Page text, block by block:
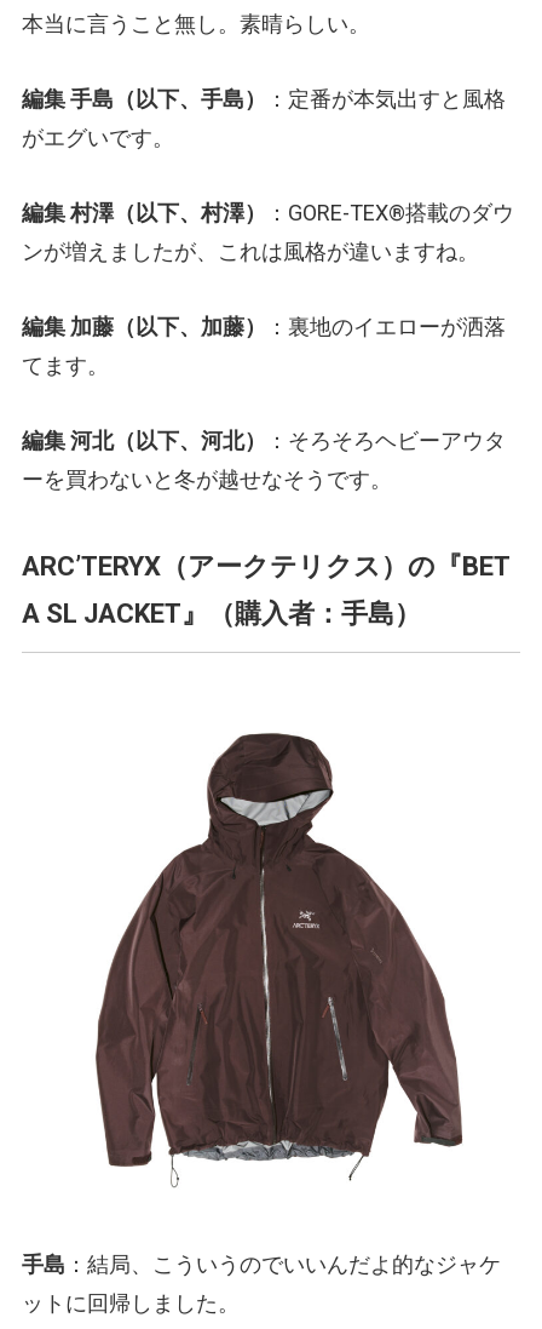
本当に言うこと無し。素晴らしい。
編集 手島（以下、手島）
：定番が本気出すと風格
がエグいです。
編集 村澤（以下、村澤）
：GORE-TEX®搭載のダウ
ンが増えましたが、これは風格が違いますね。
編集 加藤（以下、加藤）
：裏地のイエローが洒落
てます。
編集 河北（以下、河北）
：そろそろヘビーアウタ
ーを買わないと冬が越せなそうです。
ARC’TERYX（アークテリクス）の『BET
A SL JACKET』（購入者：手島）
手島 ：結局、こういうのでいいんだよ的なジャケ
ットに回帰しました。